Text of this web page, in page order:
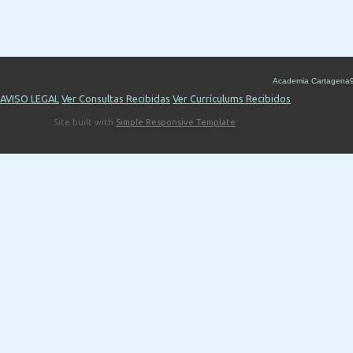
Academia
AVISO LEGAL Ver Consultas Recibidas Ver Currículums Recibidos
Site built with Simple Responsive Template